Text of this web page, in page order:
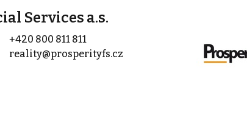
Services a.s.
+420 800 811 811
reality@prosperityfs.cz